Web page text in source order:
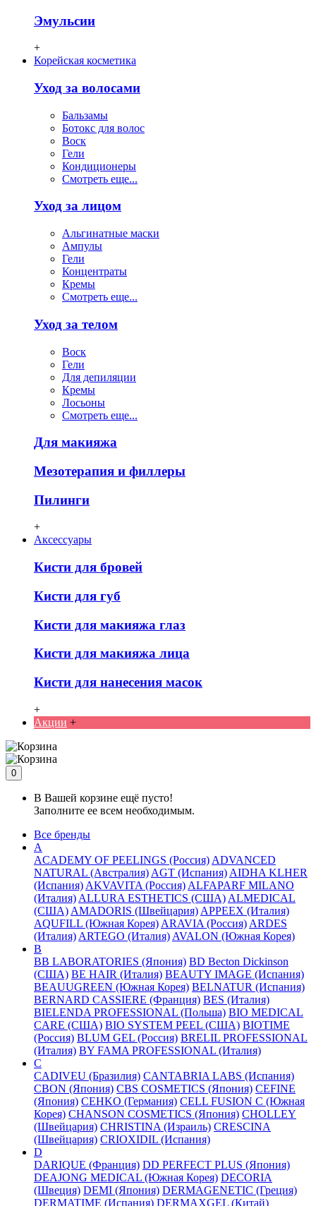
Эмульсии
+
Корейская косметика
Уход за волосами
Бальзамы
Ботокс для волос
Воск
Гели
Кондиционеры
Смотреть еще...
Уход за лицом
Альгинатные маски
Ампулы
Гели
Концентраты
Кремы
Смотреть еще...
Уход за телом
Воск
Гели
Для депиляции
Кремы
Лосьоны
Смотреть еще...
Для макияжа
Мезотерапия и филлеры
Пилинги
+
Аксессуары
Кисти для бровей
Кисти для губ
Кисти для макияжа глаз
Кисти для макияжа лица
Кисти для нанесения масок
+
Акции +
0
В Вашей корзине ещё пусто!
Заполните ее всем необходимым.
Все бренды
A
ACADEMY OF PEELINGS (Россия) ADVANCED
NATURAL (Австралия) AGT (Испания) AIDHA KLHER
(Испания) AKVAVITA (Россия) ALFAPARF MILANO
(Италия) ALLURA ESTHETICS (США) ALMEDICAL
(США) AMADORIS (Швейцария) APPEEX (Италия)
AQUFILL (Южная Корея) ARAVIA (Россия) ARDES
(Италия) ARTEGO (Италия) AVALON (Южная Корея)
B
BB LABORATORIES (Япония) BD Becton Dickinson
(США) BE HAIR (Италия) BEAUTY IMAGE (Испания)
BEAUUGREEN (Южная Корея) BELNATUR (Испания)
BERNARD CASSIERE (Франция) BES (Италия)
BIELENDA PROFESSIONAL (Польша) BIO MEDICAL
CARE (США) BIO SYSTEM PEEL (США) BIOTIME
(Россия) BLUM GEL (Россия) BRELIL PROFESSIONAL
(Италия) BY FAMA PROFESSIONAL (Италия)
C
CADIVEU (Бразилия) CANTABRIA LABS (Испания)
CBON (Япония) CBS COSMETICS (Япония) CEFINE
(Япония) CEHKO (Германия) CELL FUSION C (Южная
Корея) CHANSON COSMETICS (Япония) CHOLLEY
(Швейцария) CHRISTINA (Израиль) CRESCINA
(Швейцария) CRIOXIDIL (Испания)
D
DARIQUE (Франция) DD PERFECT PLUS (Япония)
DEAJONG MEDICAL (Южная Корея) DECORIA
(Швеция) DEMI (Япония) DERMAGENETIC (Греция)
DERMATIME (Испания) DERMAXGEL (Китай)